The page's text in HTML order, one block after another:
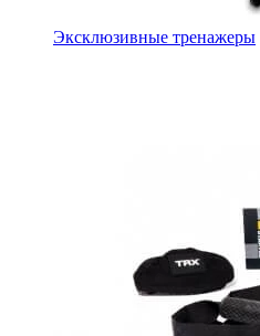
Эксклюзивные тренажеры